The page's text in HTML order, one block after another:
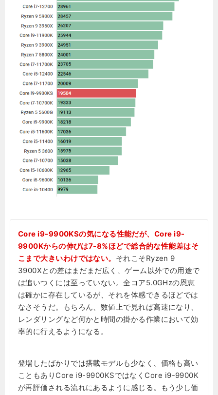
Core i9-9900KSの気になる性能だが、Core i9-
9900Kからの伸びは7-8%ほどで総合的な性能差はそ
こまで大きいわけではない。 それこそRyzen 9
3900Xとの差はまだまだ広く、ゲーム以外での用途で
は追いつくには至っていない。全コア5.0GHzの恩恵
は確かに存在しているが、それを体感できるほどでは
なさそうだ。もちろん、数値上で見れば高速になり、
レンダリングなど何かと時間の掛かる作業において効
率的に行えるようになる。
登場したばかりでは搭載モデルも少なく、価格も高い
こともありCore i9-9900KSではなくCore i9-9900K
が再評価される流れにあるように感じる。もう少し価